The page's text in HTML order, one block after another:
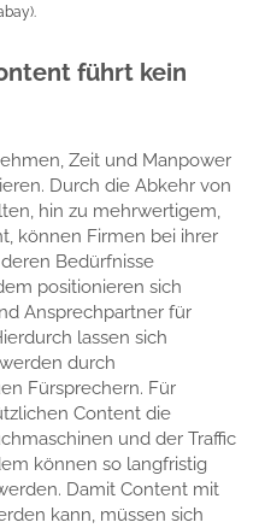
führt kein
Zeit und Manpower
Durch die Abkehr von
hin zu mehrwertigem,
können Firmen bei ihrer
Bedürfnisse
positionieren sich
Ansprechpartner für
lassen sich
durch
Fürsprechern. Für
Content die
und der Traffic
können so langfristig
Damit Content mit
kann, müssen sich